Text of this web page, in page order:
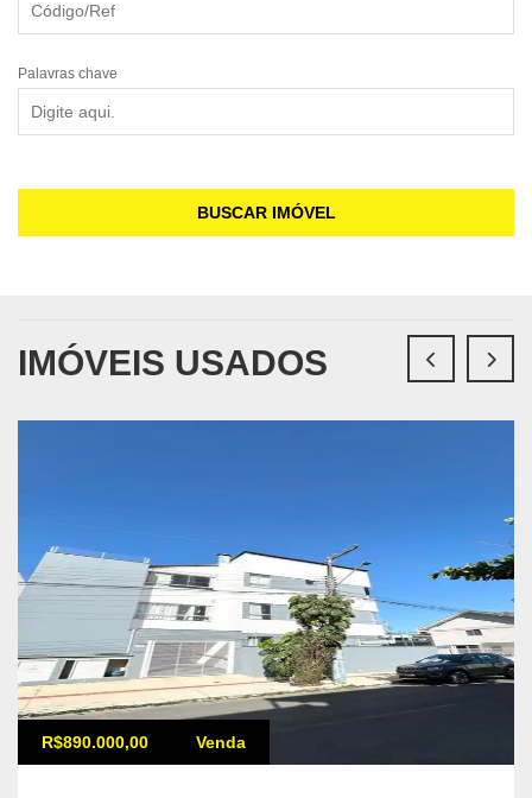
Palavras chave
BUSCAR IMÓVEL
IMÓVEIS USADOS
R$890.000,00 Venda